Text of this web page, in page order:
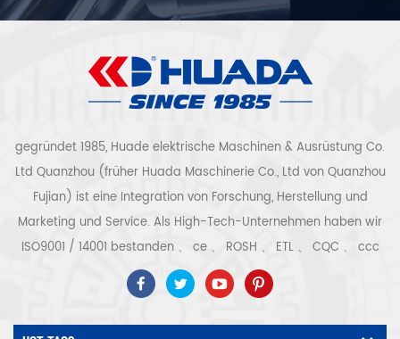
gegründet 1985, Huade elektrische Maschinen & Ausrüstung Co.
Ltd Quanzhou (früher Huada Maschinerie Co., Ltd von Quanzhou
Fujian) ist eine Integration von Forschung, Herstellung und
Marketing und Service. Als High-Tech-Unternehmen haben wir
ISO9001 / 14001 bestanden 、 ce 、 ROSH 、 ETL 、 CQC 、 ccc
Qualitäts- und Sicherheitszertifizierung, High-Tech-
Unternehmenszertifizierung usw. Luftkompressorsystem und -
ausrüstung umfassen Schraubentyp, Zentrifugaltyp, ölfrei,